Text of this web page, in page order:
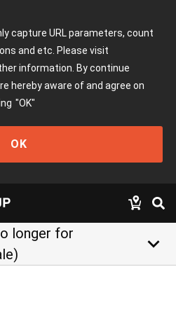
capture URL parameters, count
and etc. Please visit
information. By continue
hereby aware of and agree on
"OK"
OK
longer for
keyboard_arrow_down